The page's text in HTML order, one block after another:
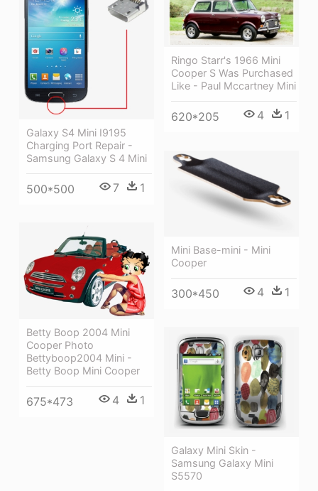
Galaxy S4 Mini I9195
Charging Port Repair -
Samsung Galaxy S 4 Mini
500*500 7 1
Ringo Starr's 1966 Mini
Cooper S Was Purchased
Like - Paul Mccartney Mini
620*205 4 1
Mini Base-mini - Mini
Cooper
300*450 4 1
Betty Boop 2004 Mini
Cooper Photo
Bettyboop2004 Mini -
Betty Boop Mini Cooper
675*473 4 1
Galaxy Mini Skin -
Samsung Galaxy Mini
S5570